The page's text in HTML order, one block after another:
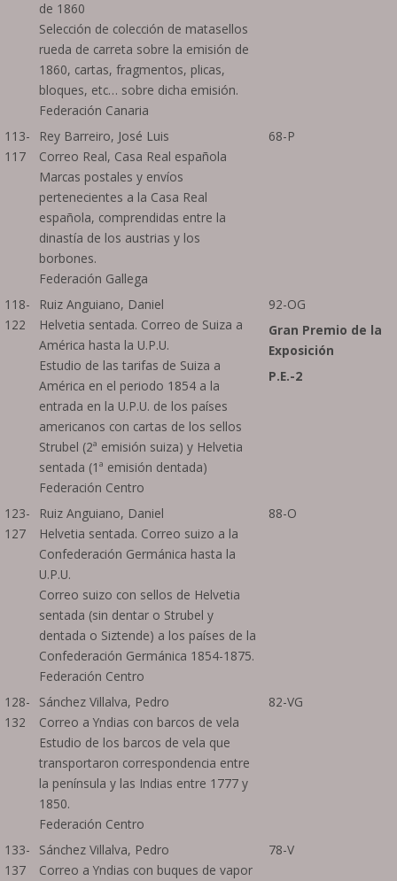
de 1860
Selección de colección de matasellos
rueda de carreta sobre la emisión de
1860, cartas, fragmentos, plicas,
bloques, etc… sobre dicha emisión.
Federación Canaria
113-
117
Rey Barreiro, José Luis
Correo Real, Casa Real española
Marcas postales y envíos
pertenecientes a la Casa Real
española, comprendidas entre la
dinastía de los austrias y los
borbones.
Federación Gallega
68-P
118-
122
Ruiz Anguiano, Daniel
Helvetia sentada. Correo de Suiza a
América hasta la U.P.U.
Estudio de las tarifas de Suiza a
América en el periodo 1854 a la
entrada en la U.P.U. de los países
americanos con cartas de los sellos
Strubel (2ª emisión suiza) y Helvetia
sentada (1ª emisión dentada)
Federación Centro
92-OG
Gran Premio de la
Exposición
P.E.-2
123-
127
Ruiz Anguiano, Daniel
Helvetia sentada. Correo suizo a la
Confederación Germánica hasta la
U.P.U.
Correo suizo con sellos de Helvetia
sentada (sin dentar o Strubel y
dentada o Siztende) a los países de la
Confederación Germánica 1854-1875.
Federación Centro
88-O
128-
132
Sánchez Villalva, Pedro
Correo a Yndias con barcos de vela
Estudio de los barcos de vela que
transportaron correspondencia entre
la península y las Indias entre 1777 y
1850.
Federación Centro
82-VG
133-
137
Sánchez Villalva, Pedro
Correo a Yndias con buques de vapor
78-V